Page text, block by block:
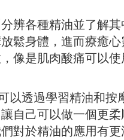
分辨各種精油並了解
鬆身體，進而療癒
像是肌肉酸痛可以
可以透過學習精油和按
自己可以做一個更
對於精油的應用有